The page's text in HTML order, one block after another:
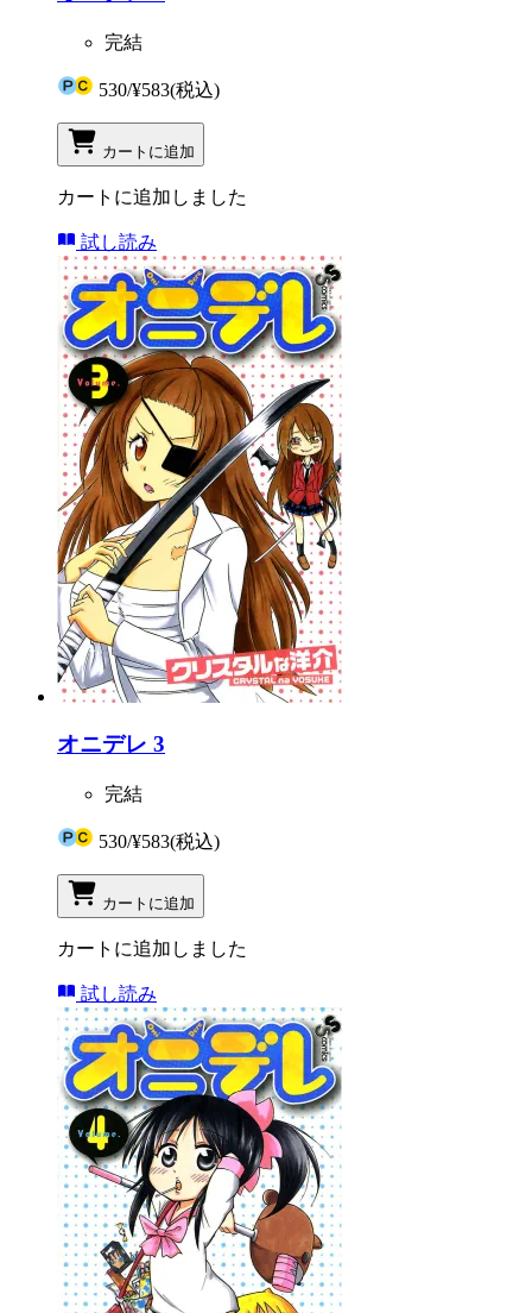
完結
530/¥583(税込)
カートに追加
カートに追加しました
試し読み
オニデレ 3
完結
530/¥583(税込)
カートに追加
カートに追加しました
試し読み